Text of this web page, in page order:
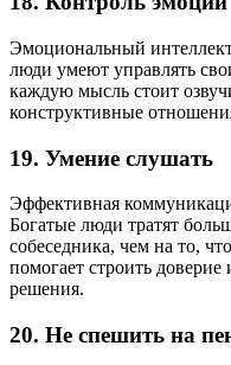
Эмоциональный
люди умеют управлять
каждую мысль стоит
конструктивные
19. Умение слушать
Эффективная
Богатые люди тратят
собеседника, чем на то,
помогает строить
решения.
20. Не спешить на